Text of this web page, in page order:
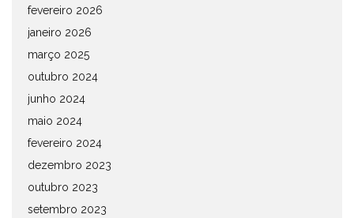
fevereiro 2026
janeiro 2026
março 2025
outubro 2024
junho 2024
maio 2024
fevereiro 2024
dezembro 2023
outubro 2023
setembro 2023